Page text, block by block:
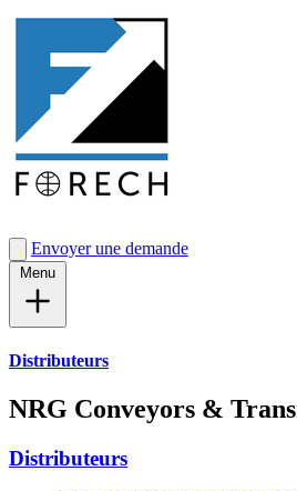
Envoyer une demande
Distributeurs
NRG Conveyors &
Distributeurs